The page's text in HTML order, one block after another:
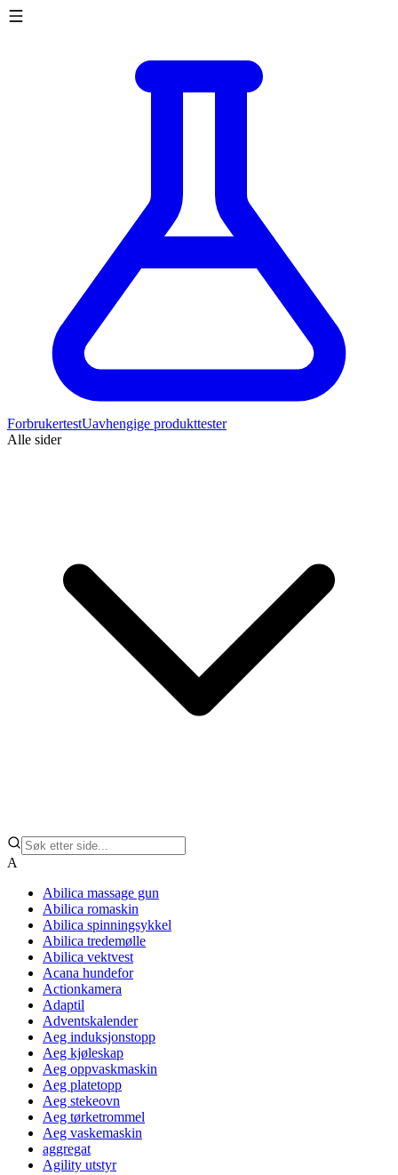
ForbrukertestUavhengige produkttester
Alle sider
A
Abilica massage gun
Abilica romaskin
Abilica spinningsykkel
Abilica tredemølle
Abilica vektvest
Acana hundefor
Actionkamera
Adaptil
Adventskalender
Aeg induksjonstopp
Aeg kjøleskap
Aeg oppvaskmaskin
Aeg platetopp
Aeg stekeovn
Aeg tørketrommel
Aeg vaskemaskin
aggregat
Agility utstyr